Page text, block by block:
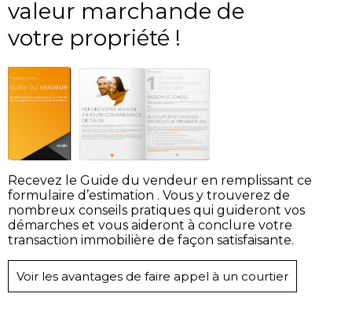
valeur marchande de
votre propriété !
Recevez le Guide du vendeur en remplissant ce
formulaire d’estimation . Vous y trouverez de
nombreux conseils pratiques qui guideront vos
démarches et vous aideront à conclure votre
transaction immobilière de façon satisfaisante.
Voir les avantages de faire appel à un courtier